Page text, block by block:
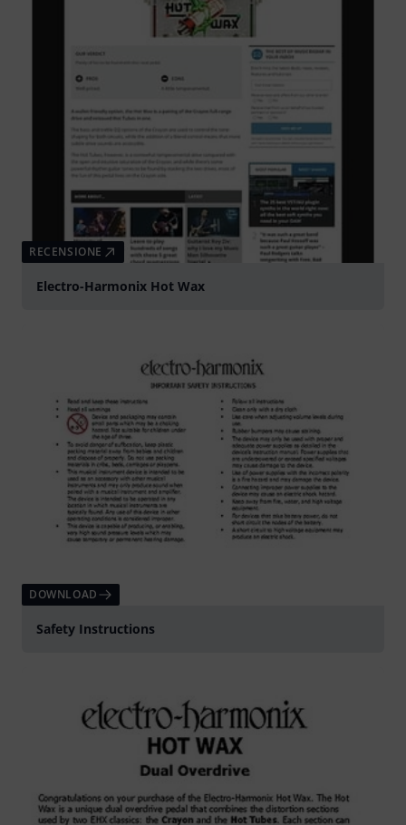
RECENSIONE
Electro-Harmonix Hot Wax
DOWNLOAD
Safety Instructions